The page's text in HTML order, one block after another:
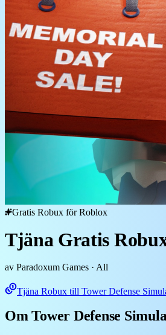
Gratis Robux för Roblox
Tjäna Gratis
av Paradoxum Games · All
Tjäna Robux till Tower Defense
Om Tower Defense